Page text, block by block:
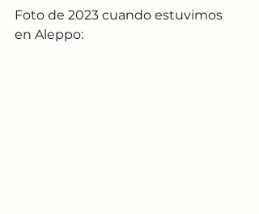
Foto de 2023 cuando estuvimos
en Aleppo: